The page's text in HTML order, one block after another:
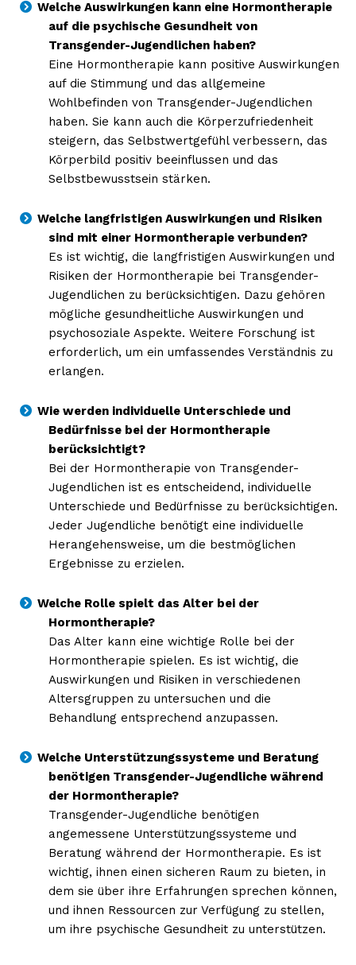
Welche Auswirkungen kann eine Hormontherapie
auf die psychische Gesundheit von
Transgender-Jugendlichen haben?
Eine Hormontherapie kann positive Auswirkungen
auf die Stimmung und das allgemeine
Wohlbefinden von Transgender-Jugendlichen
haben. Sie kann auch die Körperzufriedenheit
steigern, das Selbstwertgefühl verbessern, das
Körperbild positiv beeinflussen und das
Selbstbewusstsein stärken.
Welche langfristigen Auswirkungen und Risiken
sind mit einer Hormontherapie verbunden?
Es ist wichtig, die langfristigen Auswirkungen und
Risiken der Hormontherapie bei Transgender-
Jugendlichen zu berücksichtigen. Dazu gehören
mögliche gesundheitliche Auswirkungen und
psychosoziale Aspekte. Weitere Forschung ist
erforderlich, um ein umfassendes Verständnis zu
erlangen.
Wie werden individuelle Unterschiede und
Bedürfnisse bei der Hormontherapie
berücksichtigt?
Bei der Hormontherapie von Transgender-
Jugendlichen ist es entscheidend, individuelle
Unterschiede und Bedürfnisse zu berücksichtigen.
Jeder Jugendliche benötigt eine individuelle
Herangehensweise, um die bestmöglichen
Ergebnisse zu erzielen.
Welche Rolle spielt das Alter bei der
Hormontherapie?
Das Alter kann eine wichtige Rolle bei der
Hormontherapie spielen. Es ist wichtig, die
Auswirkungen und Risiken in verschiedenen
Altersgruppen zu untersuchen und die
Behandlung entsprechend anzupassen.
Welche Unterstützungssysteme und Beratung
benötigen Transgender-Jugendliche während
der Hormontherapie?
Transgender-Jugendliche benötigen
angemessene Unterstützungssysteme und
Beratung während der Hormontherapie. Es ist
wichtig, ihnen einen sicheren Raum zu bieten, in
dem sie über ihre Erfahrungen sprechen können,
und ihnen Ressourcen zur Verfügung zu stellen,
um ihre psychische Gesundheit zu unterstützen.